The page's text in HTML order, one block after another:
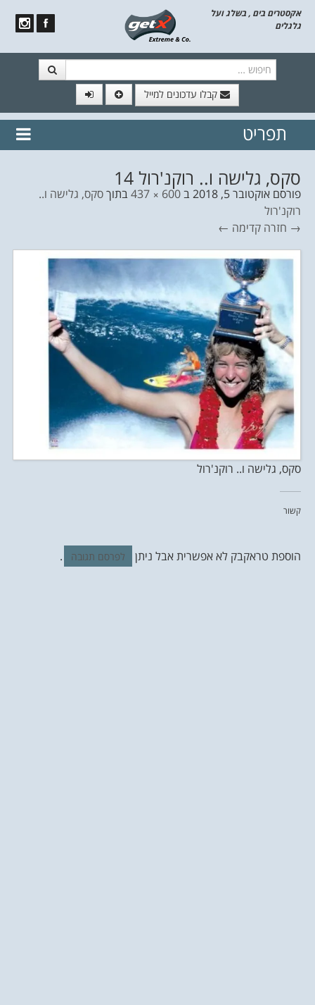
אקסטרים בים , בשלג ועל
גלגלים
קבלו עדכונים למייל
// הצטרף לרשימת תפוצה!
נשמח
תפריט
סקס, גלישה ו.. רוקנ'רול 14
פורסם אוקטובר 5, 2018 ב600 × 437 בתוךסקס, גלישה ו..
רוקנ'רול
→ חזרה קדימה ←
סקס, גלישה ו.. רוקנ'רול
קשור
הוספת טראקבק לא אפשרית אבל ניתן לפרסם תגובה .